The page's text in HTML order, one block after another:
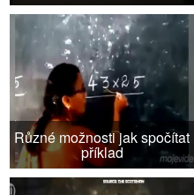
Různé možnosti jak spočítat
příklad